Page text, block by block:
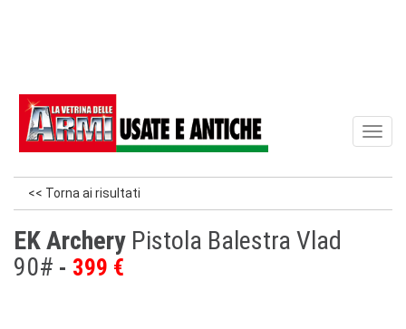
<< Torna ai risultati
EK Archery Pistola Balestra Vlad
90#
399 €